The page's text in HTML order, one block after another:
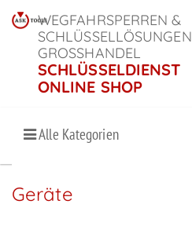
WEGFAHRSPERREN &
SCHLÜSSELLÖSUNGEN
GROSSHANDEL
SCHLÜSSELDIENST
ONLINE SHOP
Alle Kategorien
Geräte